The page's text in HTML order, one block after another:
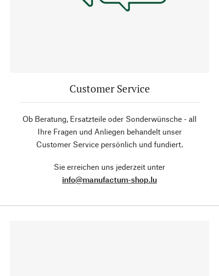
Customer Service
Ob Beratung, Ersatzteile oder Sonderwünsche - all
Ihre Fragen und Anliegen behandelt unser
Customer Service persönlich und fundiert.
Sie erreichen uns jederzeit unter
info@manufactum-shop.lu